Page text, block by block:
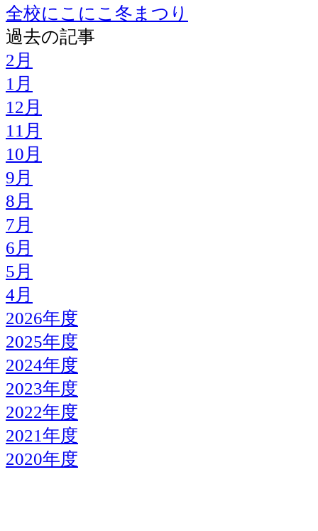
全校にこにこ冬まつり
過去の記事
2月
1月
12月
11月
10月
9月
8月
7月
6月
5月
4月
2026年度
2025年度
2024年度
2023年度
2022年度
2021年度
2020年度